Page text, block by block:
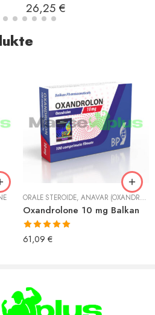
Bewertet mit
5.00von 5
26,25 €
ORALE STEROIDE, ANAVAR (OXANDROLON)
Oxandrolone 10 mg Balkan
Bewertet mit
5.00von 5
61,09 €